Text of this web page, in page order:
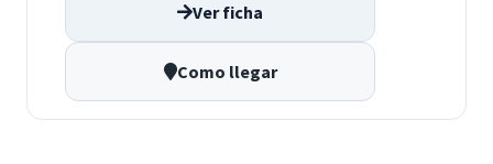
Ver ficha
Como llegar